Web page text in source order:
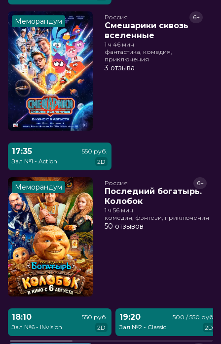
Меморандум Россия
Смешарики сквозь
вселенные
6+
1 ч 46 мин
фантастика, комедия,
приключения
3 отзыва
17:35
Зал №1 - Action
550 руб.
2D
Меморандум Россия
Последний богатырь.
Колобок
6+
1 ч 56 мин
комедия, фэнтези, приключения
50 отзывов
18:10
Зал №6 - INvision
550 руб.
2D
19:20
Зал №2 - Classic
500 / 550 руб.
2D